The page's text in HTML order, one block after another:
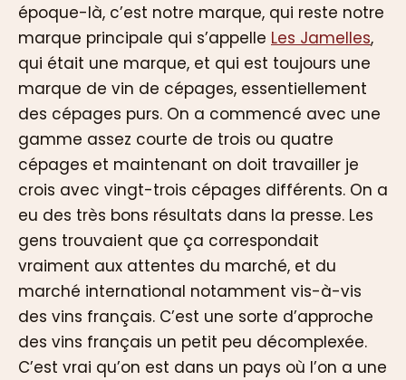
époque-là, c’est notre marque, qui reste notre
marque principale qui s’appelle Les Jamelles,
qui était une marque, et qui est toujours une
marque de vin de cépages, essentiellement
des cépages purs. On a commencé avec une
gamme assez courte de trois ou quatre
cépages et maintenant on doit travailler je
crois avec vingt-trois cépages différents. On a
eu des très bons résultats dans la presse. Les
gens trouvaient que ça correspondait
vraiment aux attentes du marché, et du
marché international notamment vis-à-vis
des vins français. C’est une sorte d’approche
des vins français un petit peu décomplexée.
C’est vrai qu’on est dans un pays où l’on a une